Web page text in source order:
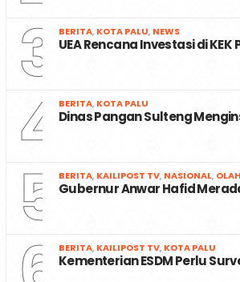
3 BERITA, KOTA PALU, NEWS
UEA Rencana Investasi di KEK
4 BERITA, KOTA PALU
Dinas Pangan Sulteng
5 BERITA, KAILIPOST TV, NASIONAL,
Gubernur Anwar Hafid
BERITA, KAILIPOST TV, KOTA PALU
Kementerian ESDM Perlu